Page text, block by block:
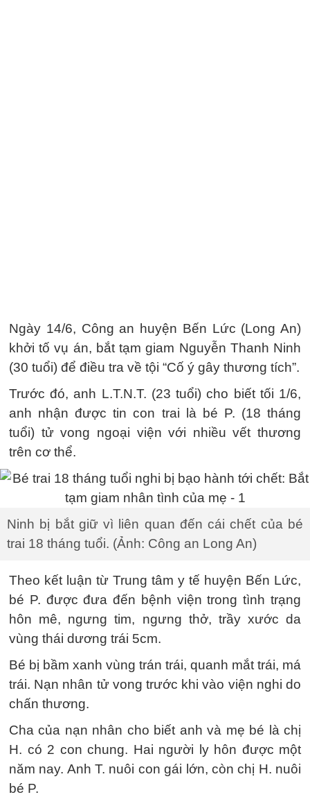
Ngày 14/6, Công an huyện Bến Lức (Long An)
khởi tố vụ án, bắt tạm giam Nguyễn Thanh Ninh
(30 tuổi) để điều tra về tội “Cố ý gây thương tích”.
Trước đó, anh L.T.N.T. (23 tuổi) cho biết tối 1/6,
anh nhận được tin con trai là bé P. (18 tháng
tuổi) tử vong ngoại viện với nhiều vết thương
trên cơ thể.
Ninh bị bắt giữ vì liên quan đến cái chết của bé
trai 18 tháng tuổi. (Ảnh: Công an Long An)
Theo kết luận từ Trung tâm y tế huyện Bến Lức,
bé P. được đưa đến bệnh viện trong tình trạng
hôn mê, ngưng tim, ngưng thở, trầy xước da
vùng thái dương trái 5cm.
Bé bị bầm xanh vùng trán trái, quanh mắt trái, má
trái. Nạn nhân tử vong trước khi vào viện nghi do
chấn thương.
Cha của nạn nhân cho biết anh và mẹ bé là chị
H. có 2 con chung. Hai người ly hôn được một
năm nay. Anh T. nuôi con gái lớn, còn chị H. nuôi
bé P.